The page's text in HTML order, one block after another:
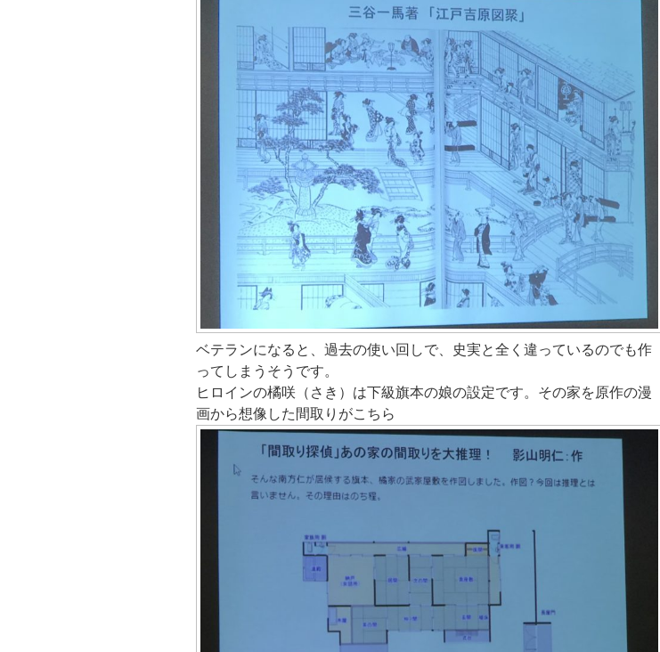
ベテランになると、過去の使い回しで、史実と全く違っているのでも作
ってしまうそうです。
ヒロインの橘咲（さき）は下級旗本の娘の設定です。その家を原作の漫
画から想像した間取りがこちら